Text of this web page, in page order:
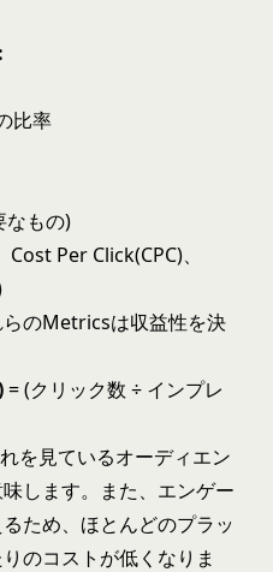
比率
なもの)
Per Click(CPC)、
のMetricsは収益性を決
= (クリック数 ÷ インプレ
を見ているオーディエン
します。また、エンゲー
ため、ほとんどのプラッ
のコストが低くなりま